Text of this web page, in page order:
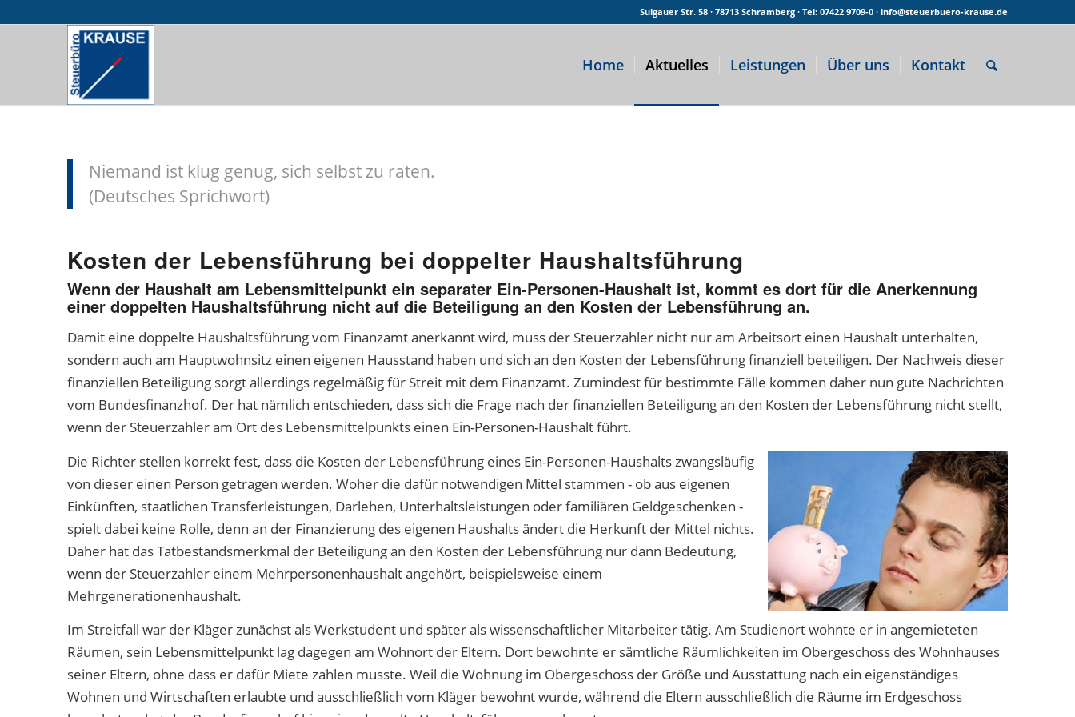
Sulgauer Str. 58 · 78713 Schramberg · Tel: 07422 9709-0 · info@steuerbuero-krause.de
Home Aktuelles Leistungen Über uns Kontakt
Niemand ist klug genug, sich selbst zu raten.
(Deutsches Sprichwort)
Kosten der Lebensführung bei doppelter Haushaltsführung
Wenn der Haushalt am Lebensmittelpunkt ein separater Ein-Personen-Haushalt ist, kommt es dort für die Anerkennung
einer doppelten Haushaltsführung nicht auf die Beteiligung an den Kosten der Lebensführung an.
Damit eine doppelte Haushaltsführung vom Finanzamt anerkannt wird, muss der Steuerzahler nicht nur am Arbeitsort einen Haushalt unterhalten,
sondern auch am Hauptwohnsitz einen eigenen Hausstand haben und sich an den Kosten der Lebensführung finanziell beteiligen. Der Nachweis dieser
finanziellen Beteiligung sorgt allerdings regelmäßig für Streit mit dem Finanzamt. Zumindest für bestimmte Fälle kommen daher nun gute Nachrichten
vom Bundesfinanzhof. Der hat nämlich entschieden, dass sich die Frage nach der finanziellen Beteiligung an den Kosten der Lebensführung nicht stellt,
wenn der Steuerzahler am Ort des Lebensmittelpunkts einen Ein-Personen-Haushalt führt.
Die Richter stellen korrekt fest, dass die Kosten der Lebensführung eines Ein-Personen-Haushalts zwangsläufig
von dieser einen Person getragen werden. Woher die dafür notwendigen Mittel stammen - ob aus eigenen
Einkünften, staatlichen Transferleistungen, Darlehen, Unterhaltsleistungen oder familiären Geldgeschenken -
spielt dabei keine Rolle, denn an der Finanzierung des eigenen Haushalts ändert die Herkunft der Mittel nichts.
Daher hat das Tatbestandsmerkmal der Beteiligung an den Kosten der Lebensführung nur dann Bedeutung,
wenn der Steuerzahler einem Mehrpersonenhaushalt angehört, beispielsweise einem
Mehrgenerationenhaushalt.
Im Streitfall war der Kläger zunächst als Werkstudent und später als wissenschaftlicher Mitarbeiter tätig. Am Studienort wohnte er in angemieteten
Räumen, sein Lebensmittelpunkt lag dagegen am Wohnort der Eltern. Dort bewohnte er sämtliche Räumlichkeiten im Obergeschoss des Wohnhauses
seiner Eltern, ohne dass er dafür Miete zahlen musste. Weil die Wohnung im Obergeschoss der Größe und Ausstattung nach ein eigenständiges
Wohnen und Wirtschaften erlaubte und ausschließlich vom Kläger bewohnt wurde, während die Eltern ausschließlich die Räume im Erdgeschoss